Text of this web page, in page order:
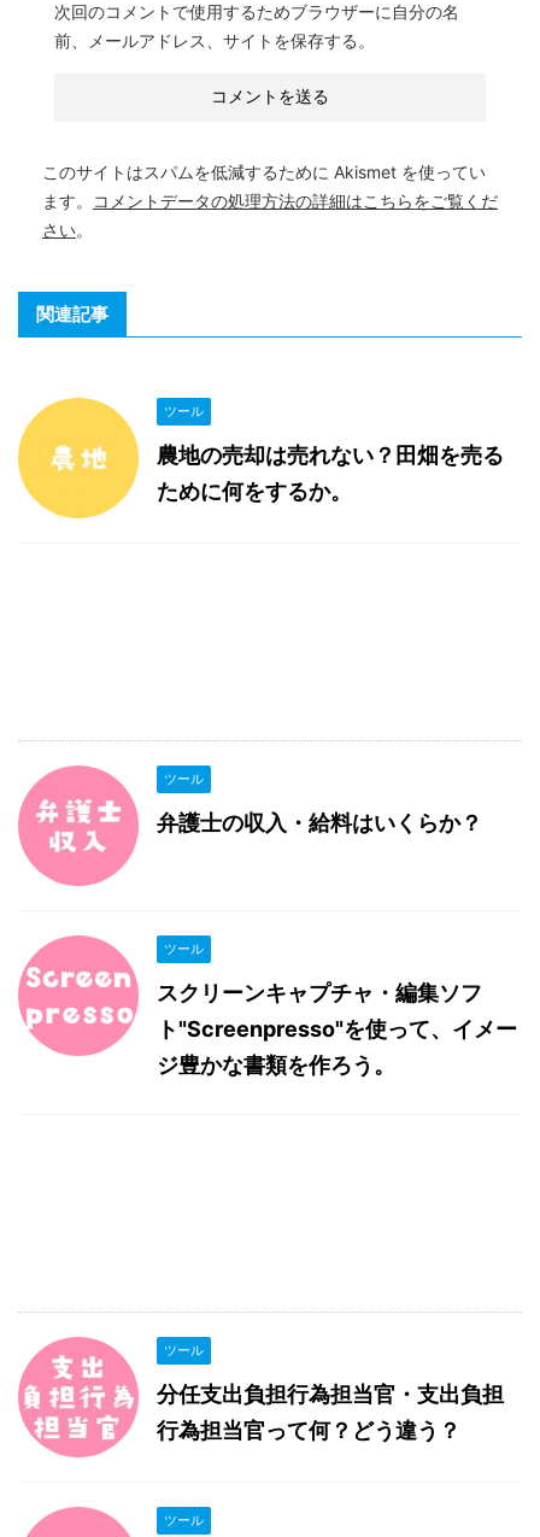
次回のコメントで使用するためブラウザーに自分の名
前、メールアドレス、サイトを保存する。
このサイトはスパムを低減するために Akismet を使ってい
ます。
コメントデータの処理方法の詳細はこちらをご覧くだ
さい。
関連記事
ツール
農地の売却は売れない？田畑を売る
ために何をするか。
ツール
弁護士の収入・給料はいくらか？
ツール
スクリーンキャプチャ・編集ソフ
ト"Screenpresso"を使って、イメー
ジ豊かな書類を作ろう。
ツール
分任支出負担行為担当官・支出負担
行為担当官って何？どう違う？
ツール